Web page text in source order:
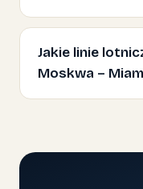
Jakie linie
Moskwa –